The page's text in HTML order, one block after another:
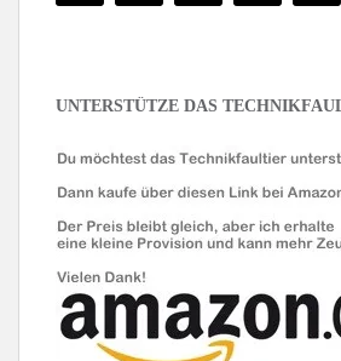
UNTERSTÜTZE DAS